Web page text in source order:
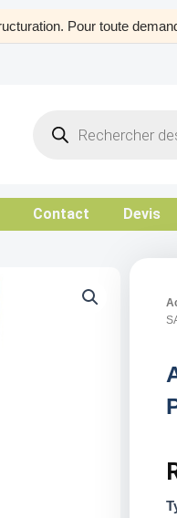
Pour toute
search
Contact Devis